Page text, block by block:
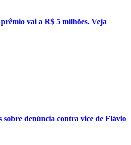
vai a R$ 5 milhões. Veja
sobre denúncia contra vice de Flávio